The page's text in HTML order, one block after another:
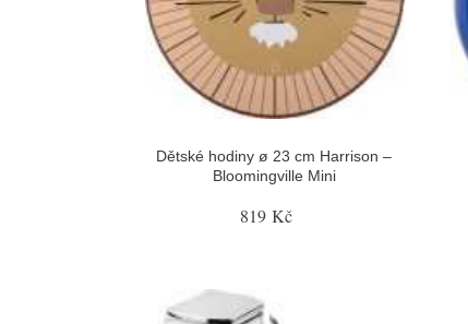
Dětské hodiny ø 23 cm Harrison –
Bloomingville Mini
819 Kč